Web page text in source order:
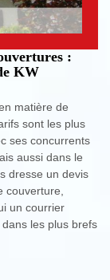
:
KW
matière de
sont les plus
ses concurrents
aussi dans le
dresse un devis
couverture,
un courrier
les plus brefs